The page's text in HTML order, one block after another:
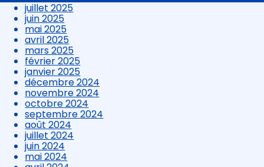
juillet 2025
juin 2025
mai 2025
avril 2025
mars 2025
février 2025
janvier 2025
décembre 2024
novembre 2024
octobre 2024
septembre 2024
août 2024
juillet 2024
juin 2024
mai 2024